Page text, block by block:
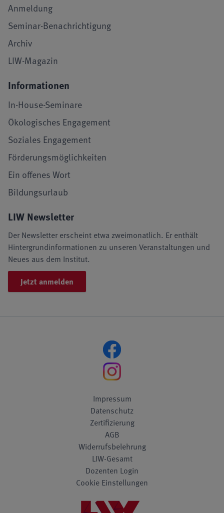
Anmeldung
Seminar-Benachrichtigung
Archiv
LIW-Magazin
Informationen
In-House-Seminare
Ökologisches Engagement
Soziales Engagement
Förderungsmöglichkeiten
Ein offenes Wort
Bildungsurlaub
LIW Newsletter
Der Newsletter erscheint etwa zweimonatlich. Er enthält
Hintergrundinformationen zu unseren Veranstaltungen und
Neues aus dem Institut.
Jetzt anmelden
Impressum
Datenschutz
Zertifizierung
AGB
Widerrufsbelehrung
LIW-Gesamt
Dozenten Login
Cookie Einstellungen